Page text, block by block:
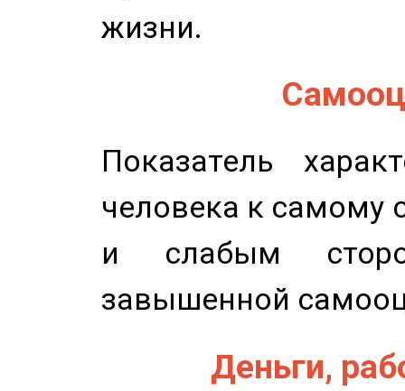
жизни.
Показатель
человека к самому
и слабым
завышенной
Деньги,